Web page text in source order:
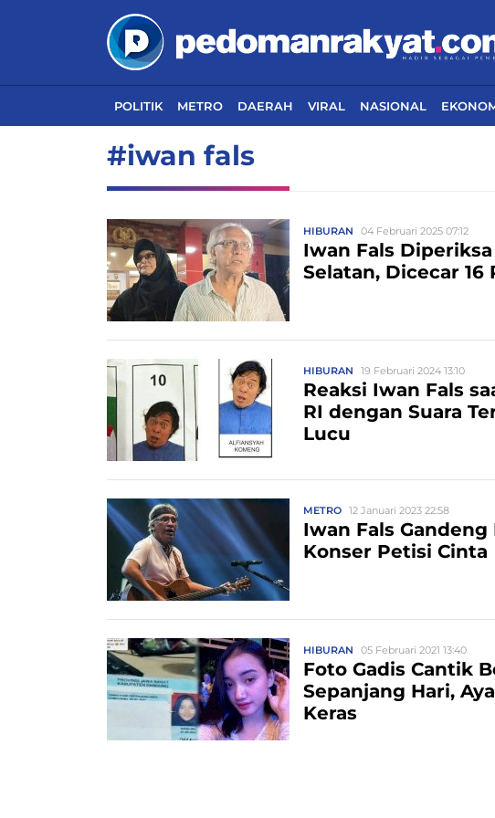
POLITIK METRO DAERAH VIRAL NASIONAL
#iwan fals
HIBURAN 04 Februari 2025 07:12
Iwan Fals
Selatan, Dicecar
HIBURAN 19 Februari 2024 13:10
Reaksi Iwan Fals
RI dengan Suara
Lucu
METRO 12 Januari 2023 22:58
Iwan Fals
Konser Petisi Cinta
HIBURAN 05 Februari 2021 13:40
Foto Gadis Cantik
Sepanjang Hari,
Keras